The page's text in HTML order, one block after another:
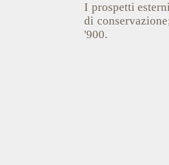
I prospetti
di
'900.